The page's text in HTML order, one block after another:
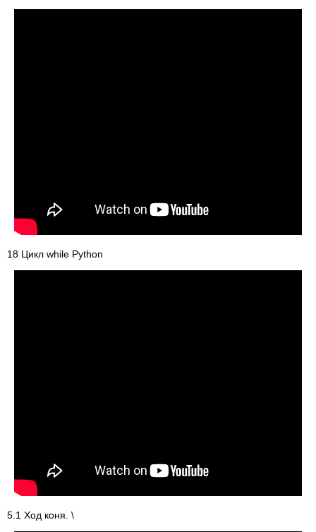
18 Цикл while Python
5.1 Ход коня. \